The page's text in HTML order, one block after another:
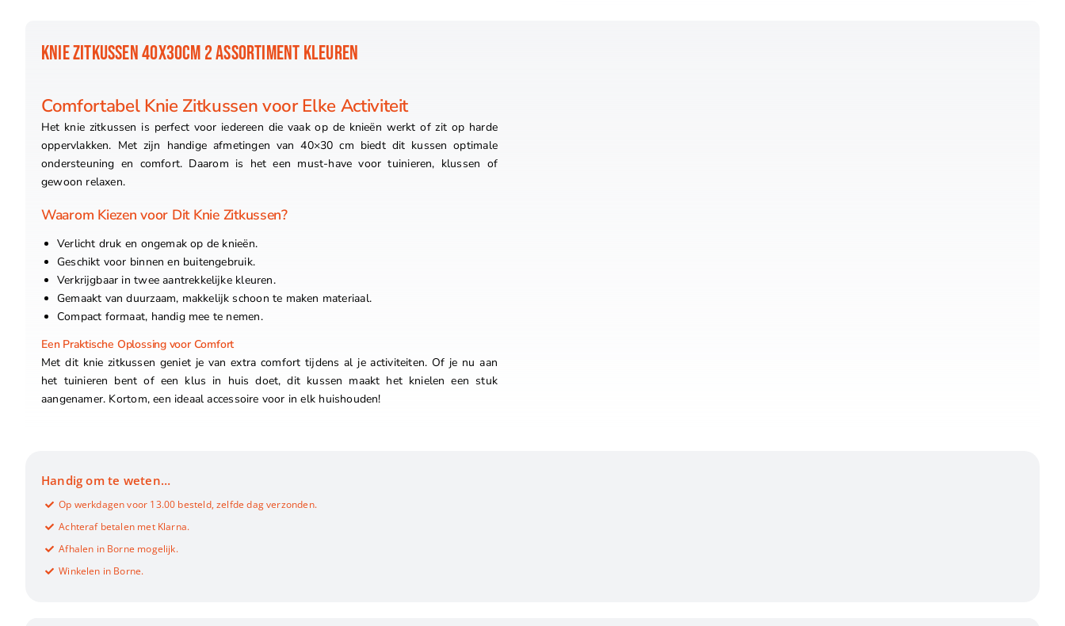
KNIE ZITKUSSEN 40X30CM 2 ASSORTIMENT KLEUREN
Comfortabel Knie Zitkussen voor Elke Activiteit
Het knie zitkussen is perfect voor iedereen die vaak op de knieën werkt of zit op harde
oppervlakken. Met zijn handige afmetingen van 40×30 cm biedt dit kussen optimale
ondersteuning en comfort. Daarom is het een must-have voor tuinieren, klussen of
gewoon relaxen.
Waarom Kiezen voor Dit Knie Zitkussen?
Verlicht druk en ongemak op de knieën.
Geschikt voor binnen en buitengebruik.
Verkrijgbaar in twee aantrekkelijke kleuren.
Gemaakt van duurzaam, makkelijk schoon te maken materiaal.
Compact formaat, handig mee te nemen.
Een Praktische Oplossing voor Comfort
Met dit knie zitkussen geniet je van extra comfort tijdens al je activiteiten. Of je nu aan
het tuinieren bent of een klus in huis doet, dit kussen maakt het knielen een stuk
aangenamer. Kortom, een ideaal accessoire voor in elk huishouden!
Handig om te weten…
Op werkdagen voor 13.00 besteld, zelfde dag verzonden.
Achteraf betalen met Klarna.
Afhalen in Borne mogelijk.
Winkelen in Borne.